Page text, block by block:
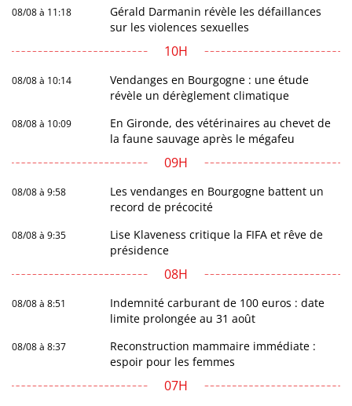
08/08 à 11:18
Gérald Darmanin révèle les défaillances
sur les violences sexuelles
10H
08/08 à 10:14
Vendanges en Bourgogne : une étude
révèle un dérèglement climatique
08/08 à 10:09
En Gironde, des vétérinaires au chevet de
la faune sauvage après le mégafeu
09H
08/08 à 9:58
Les vendanges en Bourgogne battent un
record de précocité
08/08 à 9:35
Lise Klaveness critique la FIFA et rêve de
présidence
08H
08/08 à 8:51
Indemnité carburant de 100 euros : date
limite prolongée au 31 août
08/08 à 8:37
Reconstruction mammaire immédiate :
espoir pour les femmes
07H